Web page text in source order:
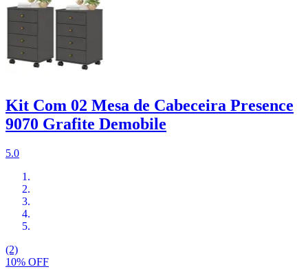
Kit Com 02 Mesa de Cabeceira Presence
9070 Grafite Demobile
5.0
(2)
10% OFF